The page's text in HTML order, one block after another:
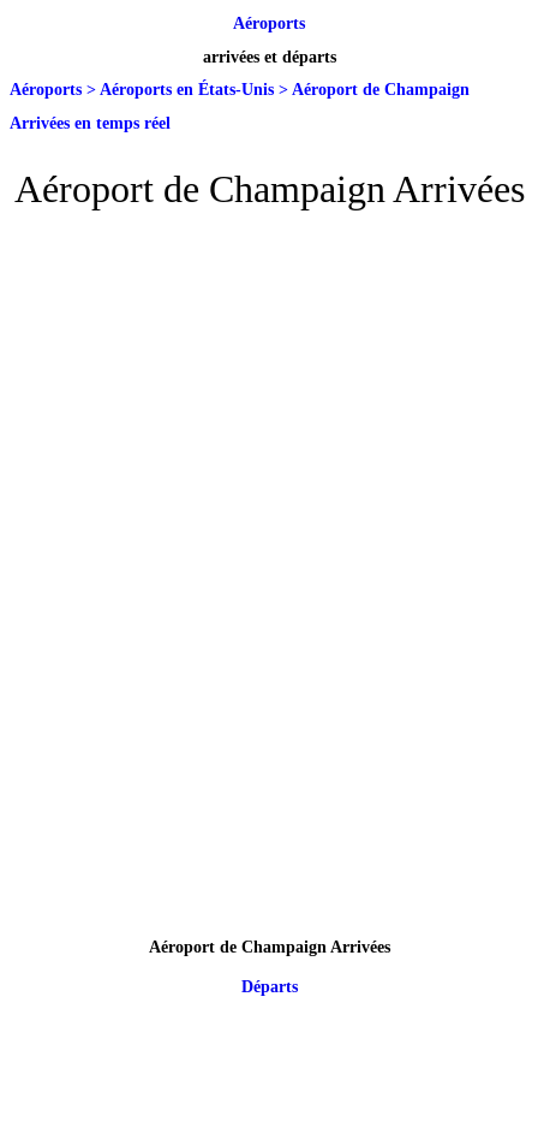
Aéroports
arrivées et départs
Aéroports > Aéroports en États-Unis > Aéroport de Champaign
Arrivées en temps réel
Aéroport de Champaign Arrivées
Aéroport de Champaign Arrivées
Départs